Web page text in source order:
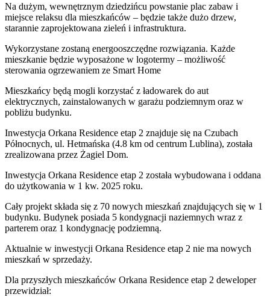
Na dużym, wewnętrznym dziedzińcu powstanie plac zabaw i
miejsce relaksu dla mieszkańców – będzie także dużo drzew,
starannie zaprojektowana zieleń i infrastruktura.
Wykorzystane zostaną energooszczędne rozwiązania. Każde
mieszkanie będzie wyposażone w logotermy – możliwość
sterowania ogrzewaniem ze Smart Home
Mieszkańcy będą mogli korzystać z ładowarek do aut
elektrycznych, zainstalowanych w garażu podziemnym oraz w
pobliżu budynku.
Inwestycja Orkana Residence etap 2 znajduje się na Czubach
Północnych, ul. Hetmańska (4.8 km od centrum Lublina), została
zrealizowana przez Żagiel Dom.
Inwestycja Orkana Residence etap 2 została wybudowana i oddana
do użytkowania w 1 kw. 2025 roku.
Cały projekt składa się z 70 nowych mieszkań znajdujących się w 1
budynku. Budynek posiada 5 kondygnacji naziemnych wraz z
parterem oraz 1 kondygnację podziemną.
Aktualnie w inwestycji Orkana Residence etap 2 nie ma nowych
mieszkań w sprzedaży.
Dla przyszłych mieszkańców Orkana Residence etap 2 deweloper
przewidział: